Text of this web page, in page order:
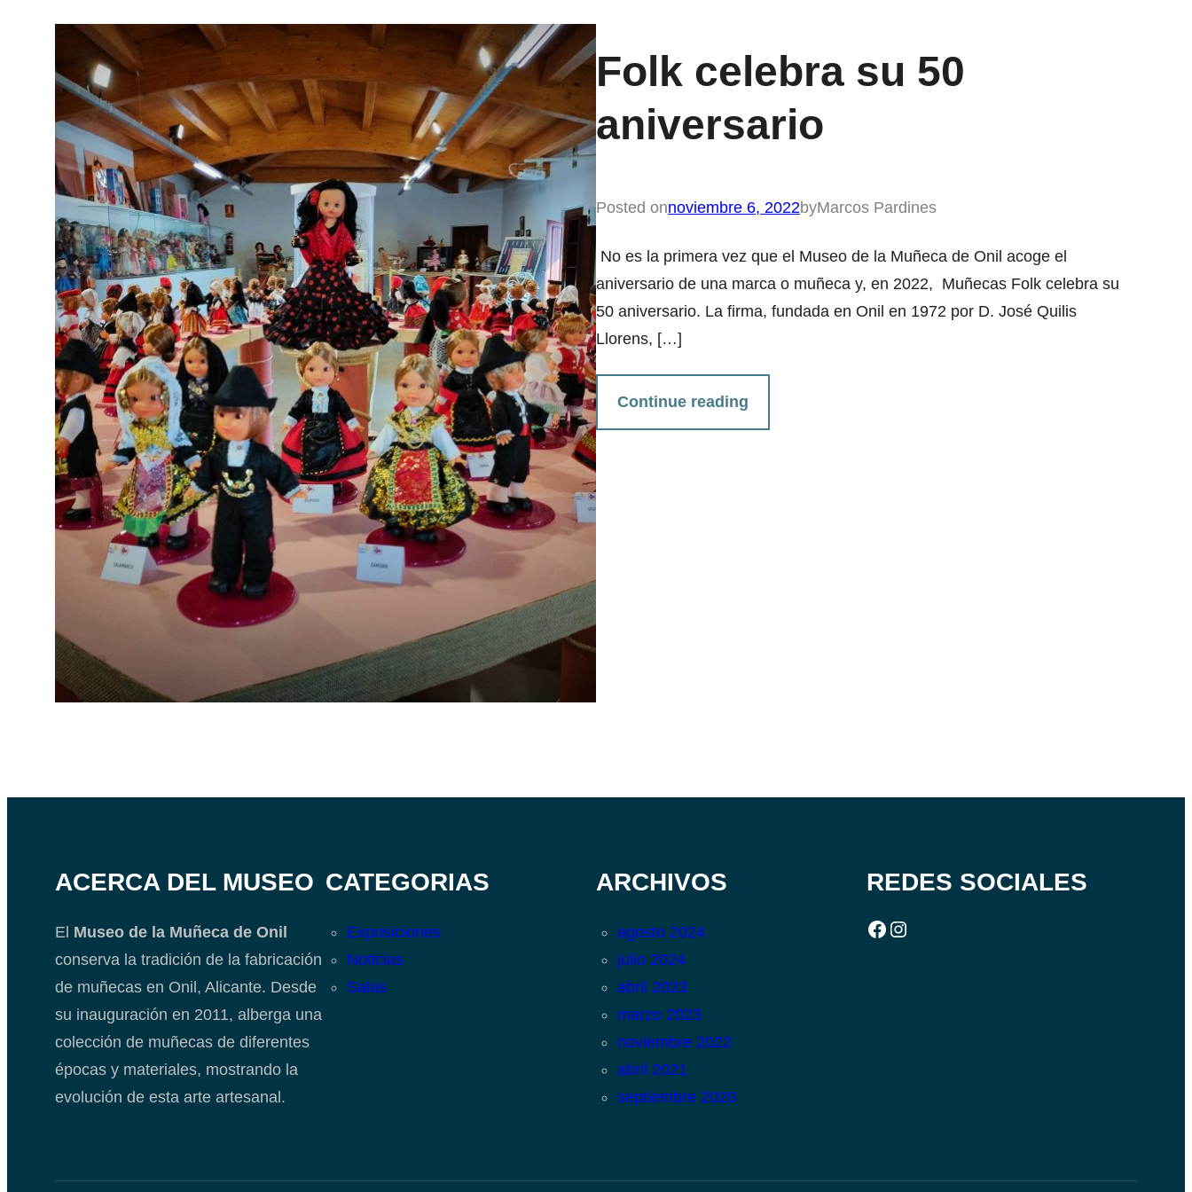
Folk celebra su 50
aniversario
Posted onnoviembre 6, 2022byMarcos Pardines
No es la primera vez que el Museo de la Muñeca de Onil acoge el
aniversario de una marca o muñeca y, en 2022, Muñecas Folk celebra su
50 aniversario. La firma, fundada en Onil en 1972 por D. José Quilis
Llorens, […]
Continue reading
ACERCA DEL MUSEO
El Museo de la Muñeca de Onil
conserva la tradición de la fabricación
de muñecas en Onil, Alicante. Desde
su inauguración en 2011, alberga una
colección de muñecas de diferentes
épocas y materiales, mostrando la
evolución de esta arte artesanal.
CATEGORIAS
Exposiciones
Noticias
Salas
ARCHIVOS
agosto 2024
julio 2024
abril 2023
marzo 2023
noviembre 2022
abril 2021
septiembre 2020
REDES SOCIALES
Facebook Instagram